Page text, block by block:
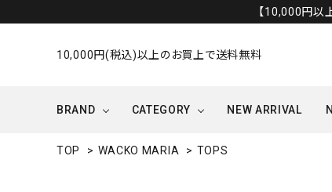
【10,000円以
10,000円(税込)以上のお買上で送料無料
BRAND CATEGORY NEW ARRIVAL
TOP > WACKO MARIA > TOPS